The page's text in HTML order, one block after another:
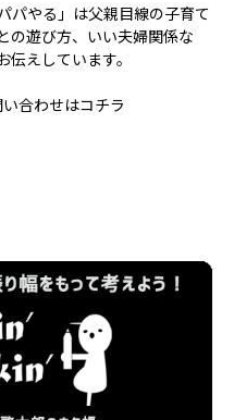
パやる」は父親目線の子育て
の遊び方、いい夫婦関係な
えしています。
合わせはコチラ